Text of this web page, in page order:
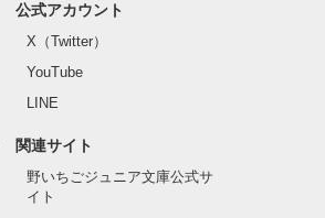
公式アカウント
X（Twitter）
YouTube
LINE
関連サイト
野いちごジュニア文庫公式サ
イト